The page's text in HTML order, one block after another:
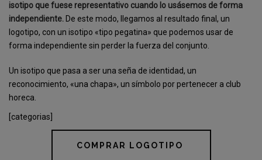
isotipo que fuese representativo cuando lo usásemos de forma
independiente. De este modo, llegamos al resultado final, un
logotipo, con un isotipo «tipo pegatina» que podemos usar de
forma independiente sin perder la fuerza del conjunto.
Un isotipo que pasa a ser una seña de identidad, un
reconocimiento, «una chapa», un símbolo por pertenecer a club
horeca.
[categorias]
COMPRAR LOGOTIPO